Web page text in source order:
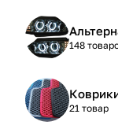
148
21 товар